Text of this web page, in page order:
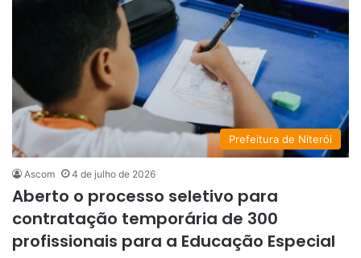
Prefeitura de Niterói
Ascom 4 de julho de 2026
Aberto o processo seletivo para
contratação temporária de 300
profissionais para a Educação Especial